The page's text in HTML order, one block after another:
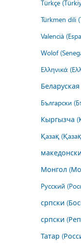
Türkçe
Türkmen dili
Valencià
Wolof
Ελληνικά
Български
Кыргызча
Қазақ
Монгол
Русский
српски
српски
Татар